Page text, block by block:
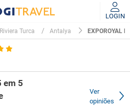
LOGIN
Riviera Turca Antalya EXPOROYAL
Ver
opiniões